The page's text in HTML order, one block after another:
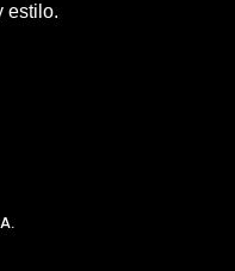
estilo.